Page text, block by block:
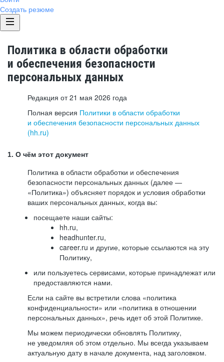
Создать резюме
Политика в области обработки
и обеспечения безопасности
персональных данных
Редакция от 21 мая 2026 года
Полная версия Политики в области обработки
и обеспечения безопасности персональных данных
(hh.ru)
1. О чём этот документ
Политика в области обработки и обеспечения
безопасности персональных данных (далее —
«Политика») объясняет порядок и условия обработки
ваших персональных данных, когда вы:
посещаете наши сайты:
hh.ru,
headhunter.ru,
career.ru и другие, которые ссылаются на эту
Политику,
или пользуетесь сервисами, которые принадлежат или
предоставляются нами.
Если на сайте вы встретили слова «политика
конфиденциальности» или «политика в отношении
персональных данных», речь идет об этой Политике.
Мы можем периодически обновлять Политику,
не уведомляя об этом отдельно. Мы всегда указываем
актуальную дату в начале документа, над заголовком.